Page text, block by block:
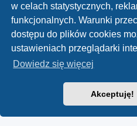
w celach statystycznych,
funkcjonalnych. Warunki
dostępu do plików cookies
ustawieniach przeglądarki
Dowiedz się więcej
Akceptuję!